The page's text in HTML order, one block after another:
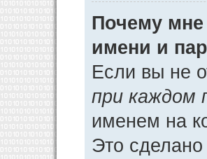
Почему мне
имени и
Если вы не
при каждом
именем на
Это сделано